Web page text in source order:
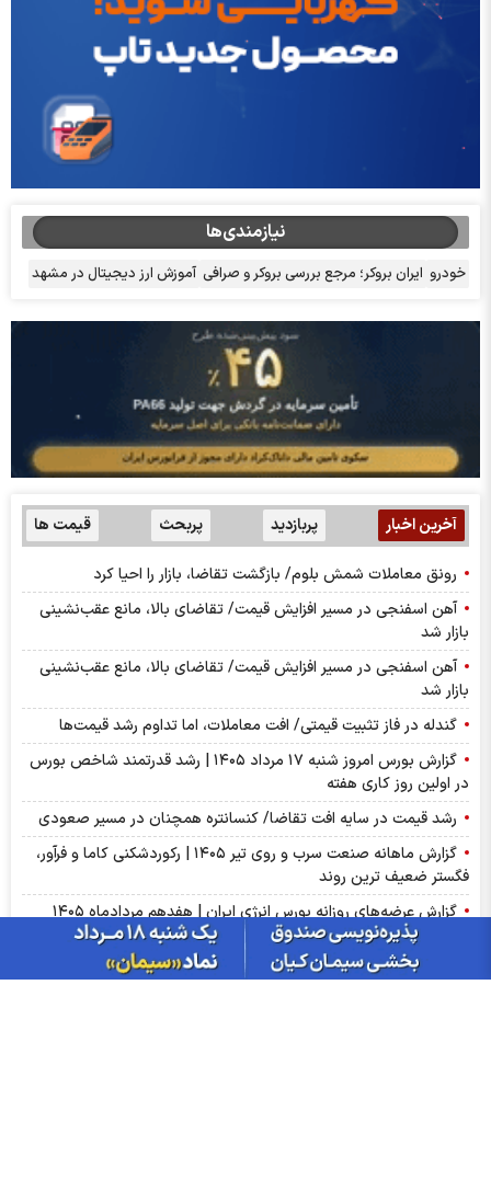
نیازمندی‌ها
خودرو ایران بروکر؛ مرجع بررسی بروکر و صرافی آموزش ارز دیجیتال در مشهد
آخرین اخبار پربازدید پربحث قیمت ها
رونق معاملات شمش بلوم/ بازگشت تقاضا، بازار را احیا کرد
آهن اسفنجی در مسیر افزایش قیمت/ تقاضای بالا، مانع عقب‌نشینی
بازار شد
آهن اسفنجی در مسیر افزایش قیمت/ تقاضای بالا، مانع عقب‌نشینی
بازار شد
گندله در فاز تثبیت قیمتی/ افت معاملات، اما تداوم رشد قیمت‌ها
گزارش بورس امروز شنبه ۱۷ مرداد ۱۴۰۵ | رشد قدرتمند شاخص بورس
در اولین روز کاری هفته
رشد قیمت در سایه افت تقاضا/ کنسانتره همچنان در مسیر صعودی
گزارش ماهانه صنعت سرب و روی تیر ۱۴۰۵ | رکوردشکنی کاما و فرآور،
فگستر ضعیف ترین روند
گزارش عرضه‌های روزانه بورس انرژی ایران | هفدهم مردادماه ۱۴۰۵
جابه‌جایی ۳.۳ میلیون تن کالا در بورس کالا
طلا در مسیر بهترین عملکرد هفتگی از ژانویه؛ بازار به داده‌های اشتغال